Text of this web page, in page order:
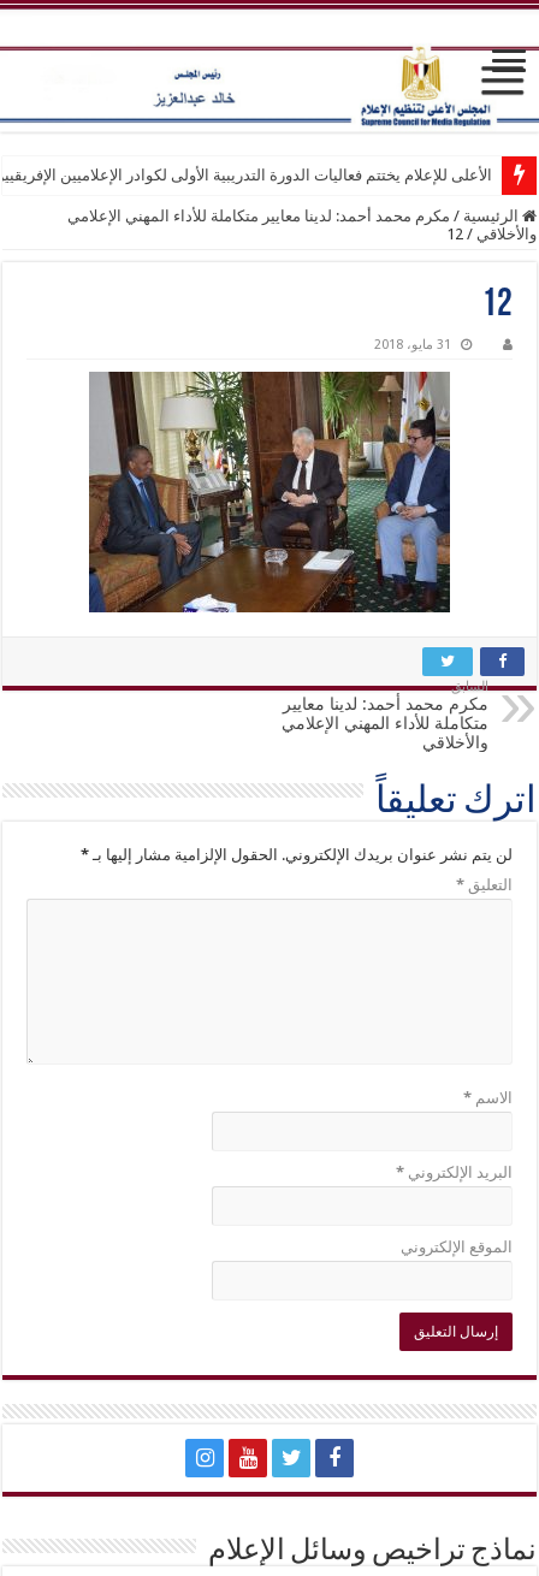
الأعلى للإعلام يختتم فعاليات الدورة التدريبية الأولى لكوادر الإعلاميين
الرئيسية / مكرم محمد أحمد: لدينا معايير متكاملة للأداء المهني الإعلامي
والأخلاقي /
12
12
31 مايو، 2018
السابق
مكرم محمد أحمد: لدينا معايير
متكاملة للأداء المهني الإعلامي
والأخلاقي
اترك تعليقاً
لن يتم نشر عنوان بريدك الإلكتروني. الحقول الإلزامية مشار إليها بـ*
التعليق*
الاسم*
البريد الإلكتروني*
الموقع الإلكتروني
نماذج تراخيص وسائل الإعلام